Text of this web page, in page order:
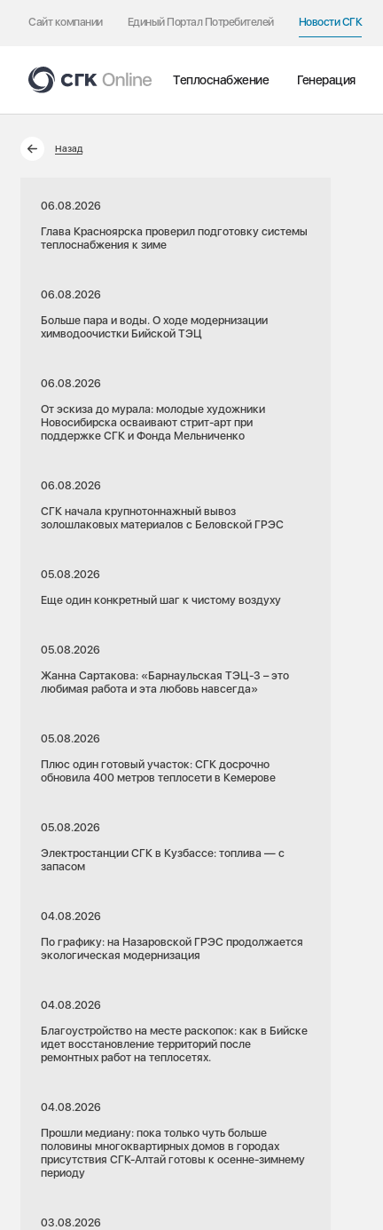
Сайт компании Единый Портал Потребителей Новости СГК
Теплоснабжение Генерация
Назад
06.08.2026
Глава Красноярска проверил подготовку системы
теплоснабжения к зиме
06.08.2026
Больше пара и воды. О ходе модернизации
химводоочистки Бийской ТЭЦ
06.08.2026
От эскиза до мурала: молодые художники
Новосибирска осваивают стрит-арт при
поддержке СГК и Фонда Мельниченко
06.08.2026
СГК начала крупнотоннажный вывоз
золошлаковых материалов с Беловской ГРЭС
05.08.2026
Еще один конкретный шаг к чистому воздуху
05.08.2026
Жанна Сартакова: «Барнаульская ТЭЦ-3 – это
любимая работа и эта любовь навсегда»
05.08.2026
Плюс один готовый участок: СГК досрочно
обновила 400 метров теплосети в Кемерове
05.08.2026
Электростанции СГК в Кузбассе: топлива — с
запасом
04.08.2026
По графику: на Назаровской ГРЭС продолжается
экологическая модернизация
04.08.2026
Благоустройство на месте раскопок: как в Бийске
идет восстановление территорий после
ремонтных работ на теплосетях.
04.08.2026
Прошли медиану: пока только чуть больше
половины многоквартирных домов в городах
присутствия СГК-Алтай готовы к осенне-зимнему
периоду
03.08.2026